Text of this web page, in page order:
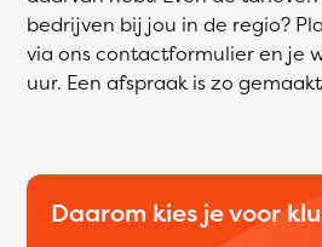
bedrijven bij jou in de regio?
via ons contactformulier en je
uur. Een afspraak is zo
Daarom kies je voor